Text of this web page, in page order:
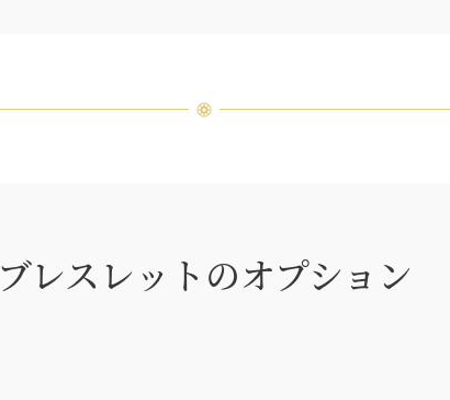
ブレスレットのオプション